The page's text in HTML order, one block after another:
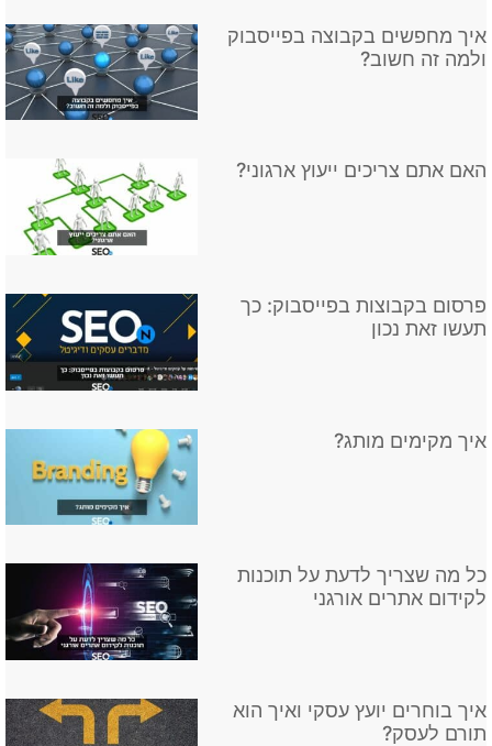
איך מחפשים בקבוצה בפייסבוק
ולמה זה חשוב?
האם אתם צריכים ייעוץ ארגוני?
פרסום בקבוצות בפייסבוק: כך
תעשו זאת נכון
איך מקימים מותג?
כל מה שצריך לדעת על תוכנות
לקידום אתרים אורגני
איך בוחרים יועץ עסקי ואיך הוא
תורם לעסק?